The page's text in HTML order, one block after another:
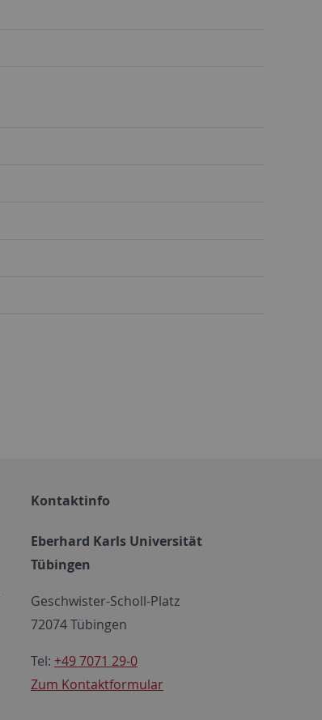
Kontaktinfo
Eberhard Karls Universität
Tübingen
Geschwister-Scholl-Platz
72074 Tübingen
Tel: +49 7071 29-0
Zum Kontaktformular